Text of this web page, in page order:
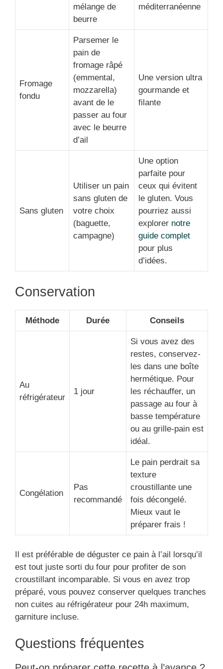
mélange de
beurre
méditerranéenne
Fromage
fondu
Parsemer le
pain de
fromage râpé
(emmental,
mozzarella)
avant de le
passer au four
avec le beurre
d’ail
Une version ultra
gourmande et
filante
Sans gluten
Utiliser un pain
sans gluten de
votre choix
(baguette,
campagne)
Une option
parfaite pour
ceux qui évitent
le gluten. Vous
pourriez aussi
explorer notre
guide complet
pour plus
d’idées.
Conservation
Méthode Durée Conseils
Au
réfrigérateur
1 jour
Si vous avez des
restes, conservez-
les dans une boîte
hermétique. Pour
les réchauffer, un
passage au four à
basse température
ou au grille-pain est
idéal.
Congélation
Pas
recommandé
Le pain perdrait sa
texture
croustillante une
fois décongelé.
Mieux vaut le
préparer frais !
Il est préférable de déguster ce pain à l’ail lorsqu’il
est tout juste sorti du four pour profiter de son
croustillant incomparable. Si vous en avez trop
préparé, vous pouvez conserver quelques tranches
non cuites au réfrigérateur pour 24h maximum,
garniture incluse.
Questions fréquentes